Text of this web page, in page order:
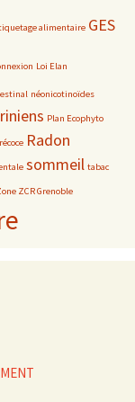
alimentaire GES
Loi Elan
néonicotinoïdes
Plan Ecophyto
Radon
sommeil tabac
ZCR Grenoble